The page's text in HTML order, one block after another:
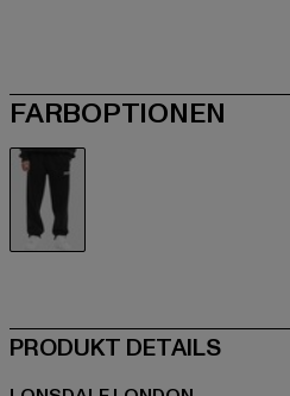
FARBOPTIONEN
PRODUKT DETAILS